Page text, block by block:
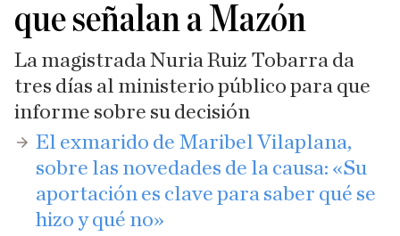
que señalan a Mazón
La magistrada Nuria Ruiz Tobarra da
tres días al ministerio público para que
informe sobre su decisión
El exmarido de Maribel Vilaplana,
sobre las novedades de la causa: «Su
aportación es clave para saber qué se
hizo y qué no»